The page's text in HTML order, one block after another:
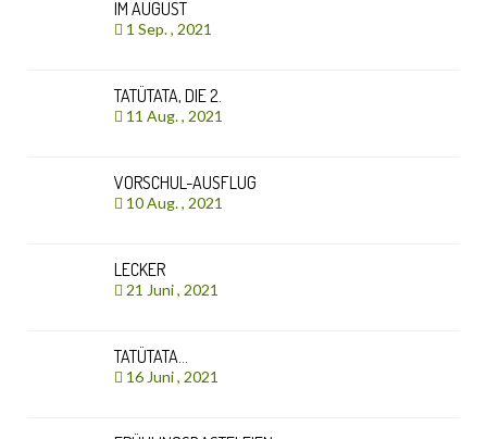
IM AUGUST
1 Sep. , 2021
TATÜTATA, DIE 2.
11 Aug. , 2021
VORSCHUL-AUSFLUG
10 Aug. , 2021
LECKER
21 Juni , 2021
TATÜTATA…
16 Juni , 2021